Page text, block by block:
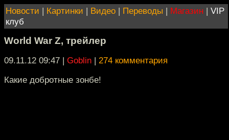
Новости | Картинки | Видео | Переводы | Магазин | VIP
клуб
World War Z, трейлер
09.11.12 09:47 | Goblin | 274 комментария
Какие добротные зонбе!